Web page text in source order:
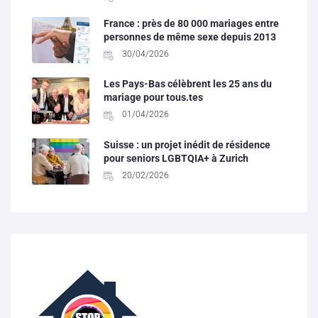
France : près de 80 000 mariages entre
personnes de même sexe depuis 2013
30/04/2026
Les Pays-Bas célèbrent les 25 ans du
mariage pour tous.tes
01/04/2026
Suisse : un projet inédit de résidence
pour seniors LGBTQIA+ à Zurich
20/02/2026